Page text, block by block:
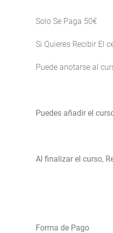
Solo Se Paga 50€
Si Quieres Recibir El
Puede anotarse al
Puedes añadir el
Al finalizar el curso,
Forma de Pago